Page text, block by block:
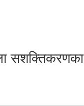
सशक्तिकरणका